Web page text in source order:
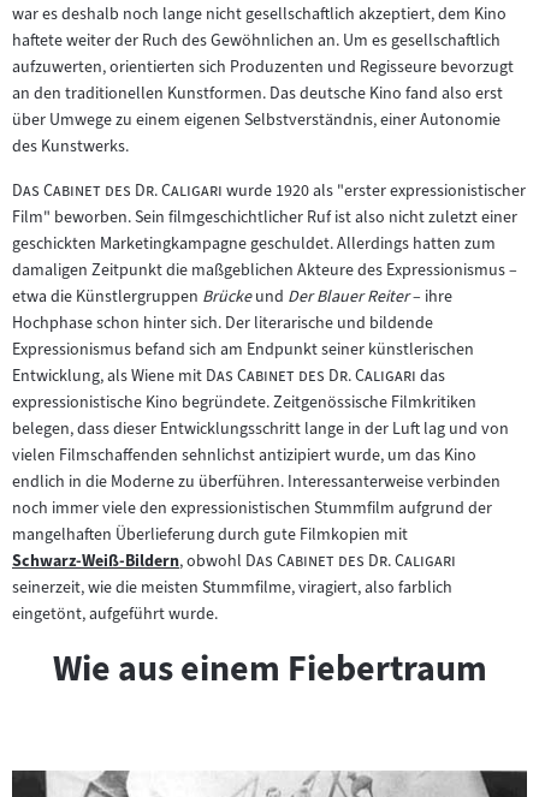
war es deshalb noch lange nicht gesellschaftlich akzeptiert, dem Kino
haftete weiter der Ruch des Gewöhnlichen an. Um es gesellschaftlich
aufzuwerten, orientierten sich Produzenten und Regisseure bevorzugt
an den traditionellen Kunstformen. Das deutsche Kino fand also erst
über Umwege zu einem eigenen Selbstverständnis, einer Autonomie
des Kunstwerks.
"Das Cabinet des Dr. Caligari "wurde 1920 als "erster expressionistischer
Film" beworben. Sein filmgeschichtlicher Ruf ist also nicht zuletzt einer
geschickten Marketingkampagne geschuldet. Allerdings hatten zum
damaligen Zeitpunkt die maßgeblichen Akteure des Expressionismus –
etwa die Künstlergruppen Brückeund Der Blauer Reiter– ihre
Hochphase schon hinter sich. Der literarische und bildende
Expressionismus befand sich am Endpunkt seiner künstlerischen
Entwicklung, als Wiene mit "Das Cabinet des Dr. Caligari "das
expressionistische Kino begründete. Zeitgenössische Filmkritiken
belegen, dass dieser Entwicklungsschritt lange in der Luft lag und von
vielen Filmschaffenden sehnlichst antizipiert wurde, um das Kino
endlich in die Moderne zu überführen. Interessanterweise verbinden
noch immer viele den expressionistischen Stummfilm aufgrund der
mangelhaften Überlieferung durch gute Filmkopien mit
Zum
Inhalt:
Schwarz-Weiß-Bildern, obwohl "Das Cabinet des Dr. Caligari
seinerzeit, wie die meisten Stummfilme, viragiert, also farblich
eingetönt, aufgeführt wurde.
Wie aus einem Fiebertraum